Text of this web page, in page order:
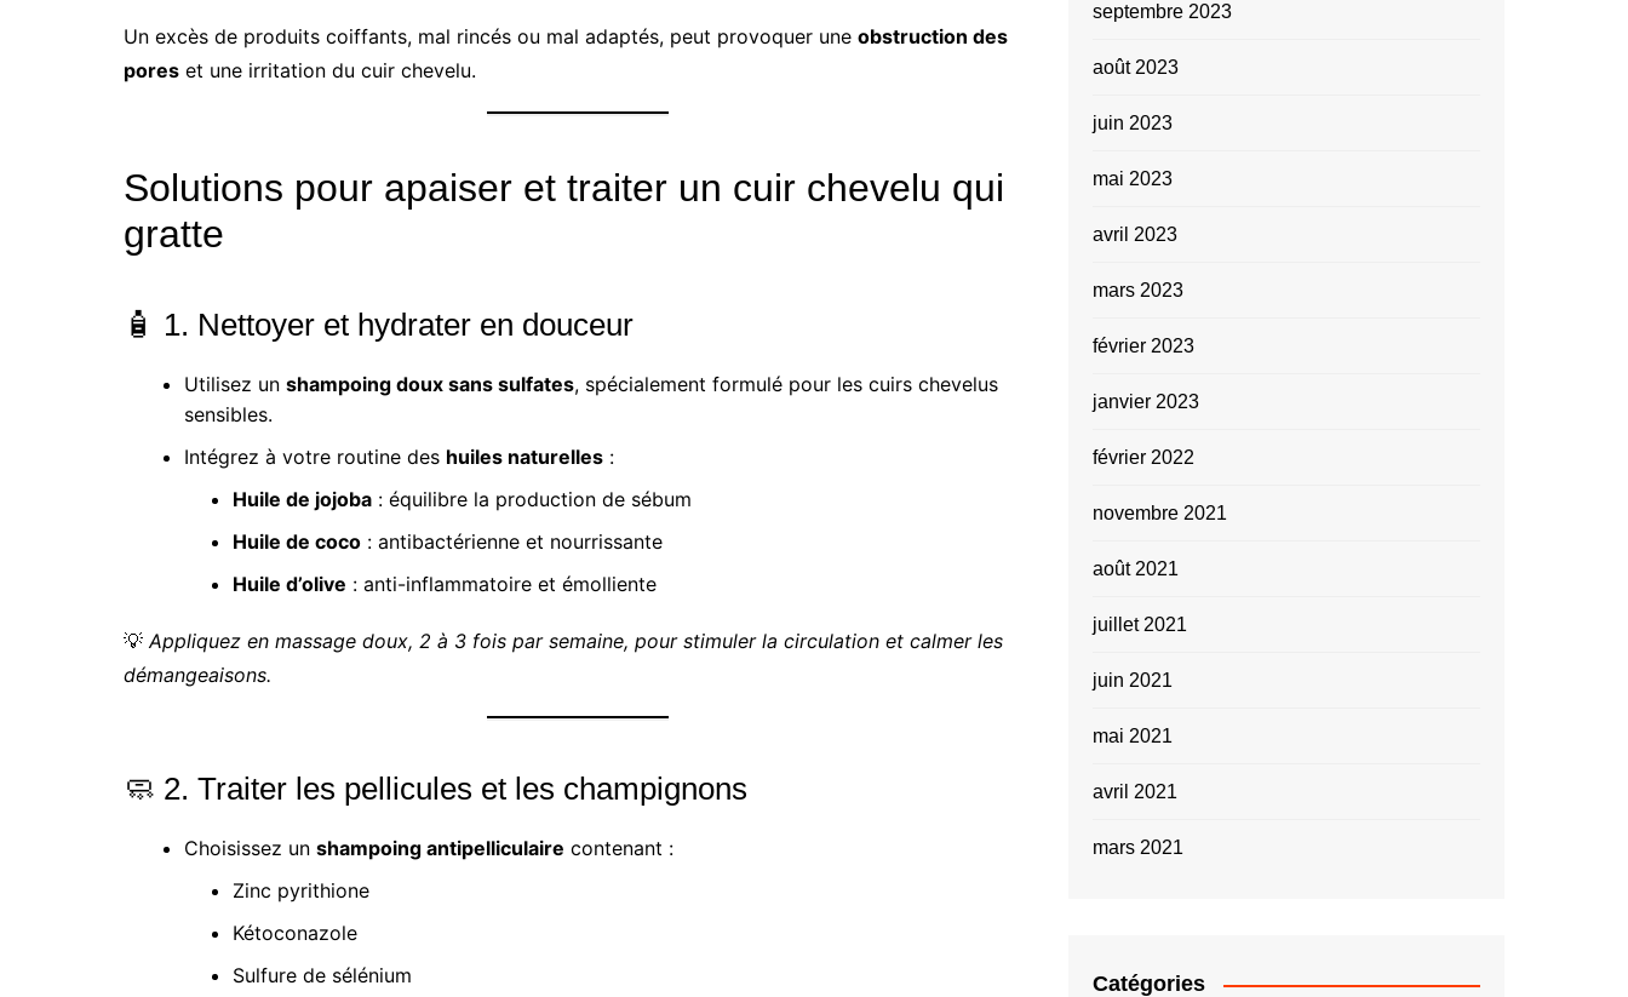
Un excès de produits coiffants, mal rincés ou mal adaptés, peut provoquer une obstruction des
pores et une irritation du cuir chevelu.
Solutions pour apaiser et traiter un cuir chevelu qui
gratte
🧴 1. Nettoyer et hydrater en douceur
Utilisez un shampoing doux sans sulfates, spécialement formulé pour les cuirs chevelus
sensibles.
Intégrez à votre routine des huiles naturelles :
Huile de jojoba : équilibre la production de sébum
Huile de coco : antibactérienne et nourrissante
Huile d’olive : anti-inflammatoire et émolliente
💡Appliquez en massage doux, 2 à 3 fois par semaine, pour stimuler la circulation et calmer les
démangeaisons.
🧼 2. Traiter les pellicules et les champignons
Choisissez un shampoing antipelliculaire contenant :
Zinc pyrithione
Kétoconazole
Sulfure de sélénium
septembre 2023
août 2023
juin 2023
mai 2023
avril 2023
mars 2023
février 2023
janvier 2023
février 2022
novembre 2021
août 2021
juillet 2021
juin 2021
mai 2021
avril 2021
mars 2021
Catégories